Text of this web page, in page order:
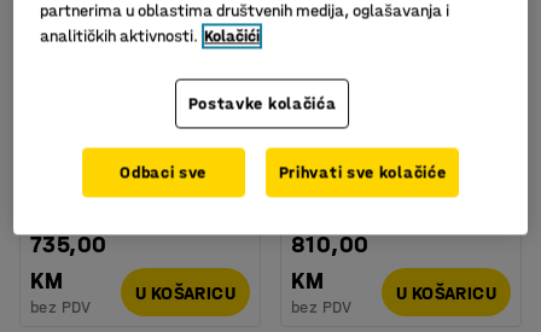
Dostupan u nekoliko opcija
Kolica s policama,
600x500x800 mm
274001
735,00
KM
bez PDV
U KOŠARICU
Kancelarijska kolica:
600 x 430 mm: svijetlo
siva
Art. br.:204651
810,00
KM
bez PDV
U KOŠARICU
partnerima u oblastima društvenih medija, oglašavanja i
analitičkih aktivnosti. Kolačići
Postavke kolačića
Odbaci sve Prihvati sve kolačiće